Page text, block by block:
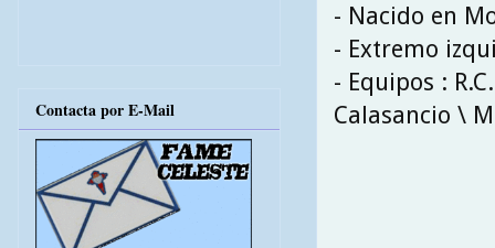
- Nacido en
- Extremo
- Equipos :
Calasancio \
Contacta por E-Mail